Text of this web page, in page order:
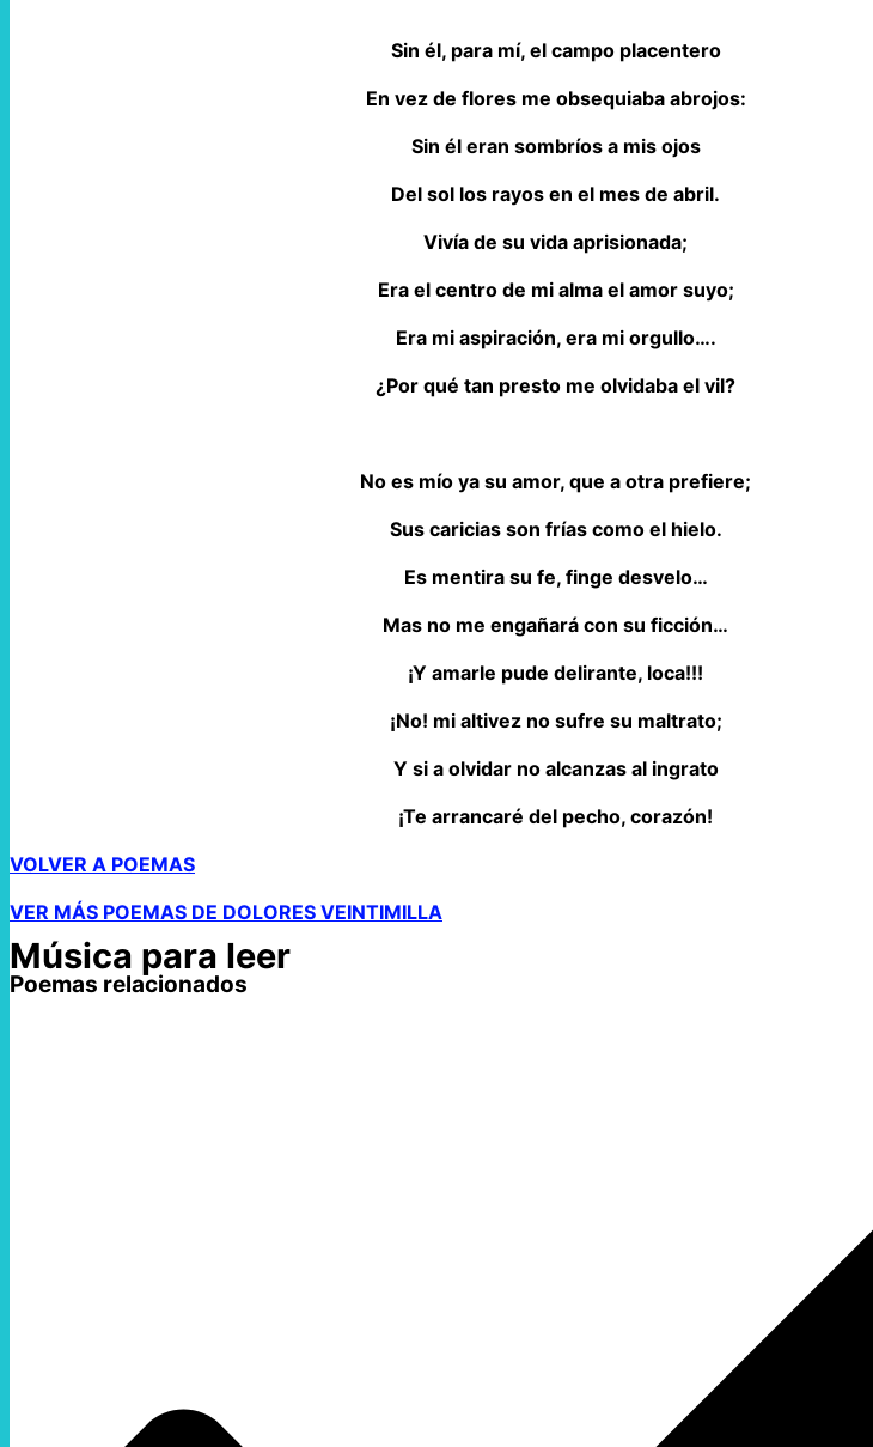
Sin él, para mí, el campo placentero
En vez de flores me obsequiaba abrojos:
Sin él eran sombríos a mis ojos
Del sol los rayos en el mes de abril.
Vivía de su vida aprisionada;
Era el centro de mi alma el amor suyo;
Era mi aspiración, era mi orgullo….
¿Por qué tan presto me olvidaba el vil?
No es mío ya su amor, que a otra prefiere;
Sus caricias son frías como el hielo.
Es mentira su fe, finge desvelo…
Mas no me engañará con su ficción…
¡Y amarle pude delirante, loca!!!
¡No! mi altivez no sufre su maltrato;
Y si a olvidar no alcanzas al ingrato
¡Te arrancaré del pecho, corazón!
VOLVER A POEMAS
VER MÁS POEMAS DE DOLORES VEINTIMILLA
Música para leer
Poemas relacionados